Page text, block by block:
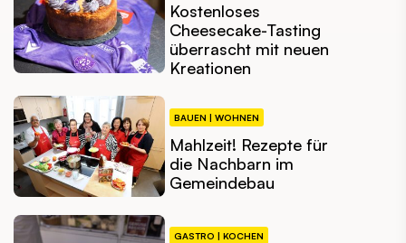
Kostenloses
Cheesecake-Tasting
überrascht mit neuen
Kreationen
BAUEN | WOHNEN
Mahlzeit! Rezepte für
die Nachbarn im
Gemeindebau
GASTRO | KOCHEN